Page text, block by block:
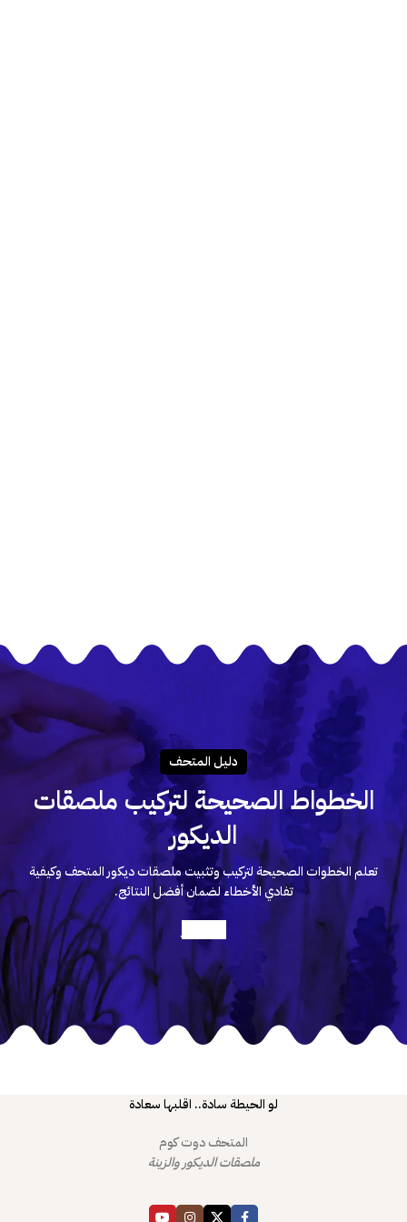
دليـل المتحـف
الخطواط الصحيحة لتركيب ملصقات
الديكور
تعلم الخطوات الصحيحة لتركيب وتثبيت ملصقات ديكور المتحف وكيفية
تفادي الأخطاء لضمان أفضل النتائج.
لو الحيطة سادة.. اقلبها سعادة
المتحف دوت كوم
ملصقات الديكور والزينة